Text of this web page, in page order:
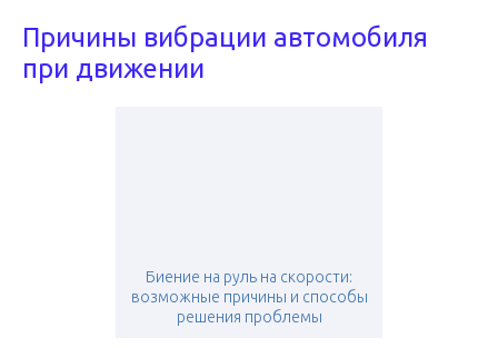
Причины вибрации автомобиля
при движении
Биение на руль на скорости:
возможные причины и способы
решения проблемы